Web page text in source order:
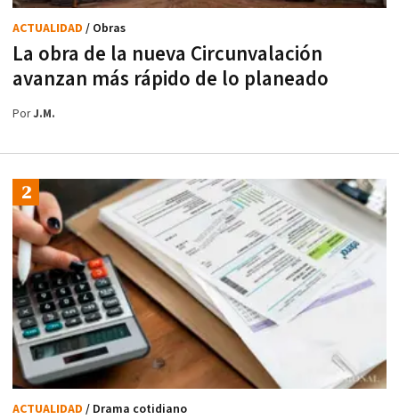
La obra de la nueva Circunvalación
avanzan más rápido de lo planeado
ACTUALIDAD / Obras
PorJ.M.
ACTUALIDAD / Drama cotidiano